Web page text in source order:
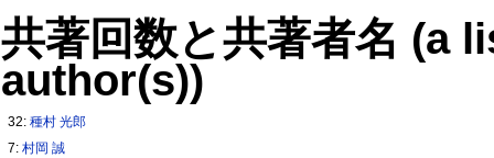
共著回数と共著者名 (a
author(s))
32:種村 光郎
7:村岡 誠